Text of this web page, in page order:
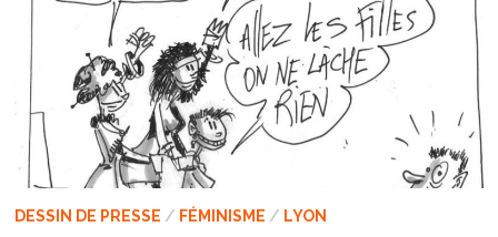
DESSIN DE PRESSE / FÉMINISME / LYON